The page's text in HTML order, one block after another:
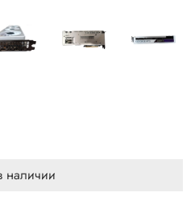
наличии